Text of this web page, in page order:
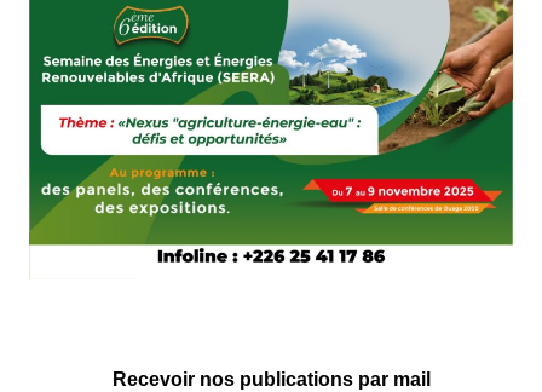
Recevoir nos publications par mail